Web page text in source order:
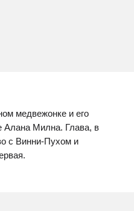
медвежонке и его
Алана Милна. Глава, в
с Винни-Пухом и